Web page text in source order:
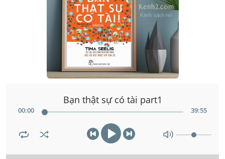
Bạn thật sự có tài part1
00:00 39:55